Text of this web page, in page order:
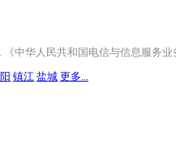
《中华人民共和国电信与信息服务
镇江 盐城 更多...